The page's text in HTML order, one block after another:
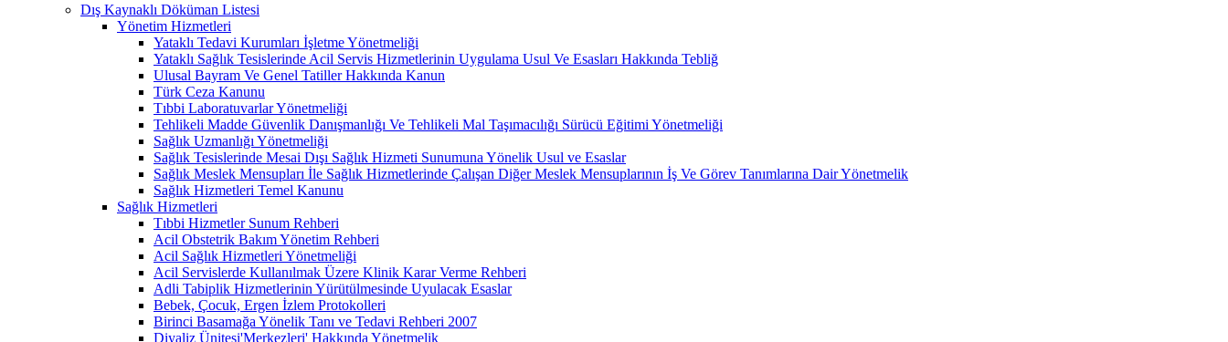
Dış Kaynaklı Döküman Listesi
Yönetim Hizmetleri
Yataklı Tedavi Kurumları İşletme Yönetmeliği
Yataklı Sağlık Tesislerinde Acil Servis Hizmetlerinin Uygulama Usul Ve Esasları Hakkında Tebliğ
Ulusal Bayram Ve Genel Tatiller Hakkında Kanun
Türk Ceza Kanunu
Tıbbi Laboratuvarlar Yönetmeliği
Tehlikeli Madde Güvenlik Danışmanlığı Ve Tehlikeli Mal Taşımacılığı Sürücü Eğitimi Yönetmeliği
Sağlık Uzmanlığı Yönetmeliği
Sağlık Tesislerinde Mesai Dışı Sağlık Hizmeti Sunumuna Yönelik Usul ve Esaslar
Sağlık Meslek Mensupları İle Sağlık Hizmetlerinde Çalışan Diğer Meslek Mensuplarının İş Ve Görev Tanımlarına Dair Yönetmelik
Sağlık Hizmetleri Temel Kanunu
Sağlık Hizmetleri
Tıbbi Hizmetler Sunum Rehberi
Acil Obstetrik Bakım Yönetim Rehberi
Acil Sağlık Hizmetleri Yönetmeliği
Acil Servislerde Kullanılmak Üzere Klinik Karar Verme Rehberi
Adli Tabiplik Hizmetlerinin Yürütülmesinde Uyulacak Esaslar
Bebek, Çocuk, Ergen İzlem Protokolleri
Birinci Basamağa Yönelik Tanı ve Tedavi Rehberi 2007
Diyaliz Ünitesi'Merkezleri' Hakkında Yönetmelik